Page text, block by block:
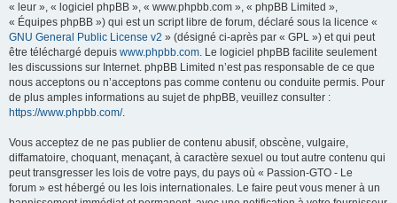
« leur », « logiciel phpBB », « www.phpbb.com », « phpBB Limited »,
« Équipes phpBB ») qui est un script libre de forum, déclaré sous la licence «
GNU General Public License v2 » (désigné ci-après par « GPL ») et qui peut
être téléchargé depuis www.phpbb.com. Le logiciel phpBB facilite seulement
les discussions sur Internet. phpBB Limited n’est pas responsable de ce que
nous acceptons ou n’acceptons pas comme contenu ou conduite permis. Pour
de plus amples informations au sujet de phpBB, veuillez consulter :
https://www.phpbb.com/.
Vous acceptez de ne pas publier de contenu abusif, obscène, vulgaire,
diffamatoire, choquant, menaçant, à caractère sexuel ou tout autre contenu qui
peut transgresser les lois de votre pays, du pays où « Passion-GTO - Le
forum » est hébergé ou les lois internationales. Le faire peut vous mener à un